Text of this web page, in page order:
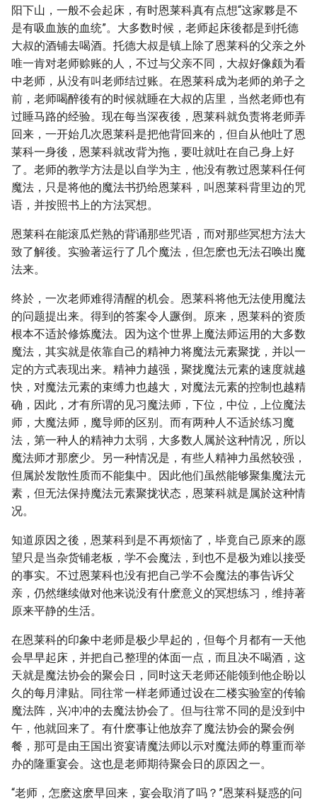
阳下山，一般不会起床，有时恩莱科真有点想“这家夥是不
是有吸血族的血统”。大多数时候，老师起床後都是到托德
大叔的酒铺去喝酒。托德大叔是镇上除了恩莱科的父亲之外
唯一肯对老师赊账的人，不过与父亲不同，大叔好像颇为看
中老师，从没有叫老师结过账。在恩莱科成为老师的弟子之
前，老师喝醉後有的时候就睡在大叔的店里，当然老师也有
过睡马路的经验。现在每当深夜後，恩莱科就负责将老师弄
回来，一开始几次恩莱科是把他背回来的，但自从他吐了恩
莱科一身後，恩莱科就改背为拖，要吐就吐在自己身上好
了。老师的教学方法是以自学为主，他没有教过恩莱科任何
魔法，只是将他的魔法书扔给恩莱科，叫恩莱科背里边的咒
语，并按照书上的方法冥想。
恩莱科在能滚瓜烂熟的背诵那些咒语，而对那些冥想方法大
致了解後。实验著运行了几个魔法，但怎麽也无法召唤出魔
法来。
终於，一次老师难得清醒的机会。恩莱科将他无法使用魔法
的问题提出来。得到的答案令人蹶倒。原来，恩莱科的资质
根本不适於修炼魔法。因为这个世界上魔法师运用的大多数
魔法，其实就是依靠自己的精神力将魔法元素聚拢，并以一
定的方式表现出来。精神力越强，聚拢魔法元素的速度就越
快，对魔法元素的束缚力也越大，对魔法元素的控制也越精
确，因此，才有所谓的见习魔法师，下位，中位，上位魔法
师，大魔法师，魔导师的区别。而有两种人不适於练习魔
法，第一种人的精神力太弱，大多数人属於这种情况，所以
魔法师才那麽少。另一种情况是，有些人精神力虽然较强，
但属於发散性质而不能集中。因此他们虽然能够聚集魔法元
素，但无法保持魔法元素聚拢状态，恩莱科就是属於这种情
况。
知道原因之後，恩莱科到是不再烦恼了，毕竟自己原来的愿
望只是当杂货铺老板，学不会魔法，到也不是极为难以接受
的事实。不过恩莱科也没有把自己学不会魔法的事告诉父
亲，仍然继续做对他来说没有什麽意义的冥想练习，维持著
原来平静的生活。
在恩莱科的印象中老师是极少早起的，但每个月都有一天他
会早早起床，并把自己整理的体面一点，而且决不喝酒，这
天就是魔法协会的聚会日，同时这天老师还能领到他企盼以
久的每月津贴。同往常一样老师通过设在二楼实验室的传输
魔法阵，兴冲冲的去魔法协会了。但与往常不同的是没到中
午，他就回来了。有什麽事让他放弃了魔法协会的聚会例
餐，那可是由王国出资宴请魔法师以示对魔法师的尊重而举
办的隆重宴会。这也是老师期待聚会日的原因之一。
“老师，怎麽这麽早回来，宴会取消了吗？”恩莱科疑惑的问